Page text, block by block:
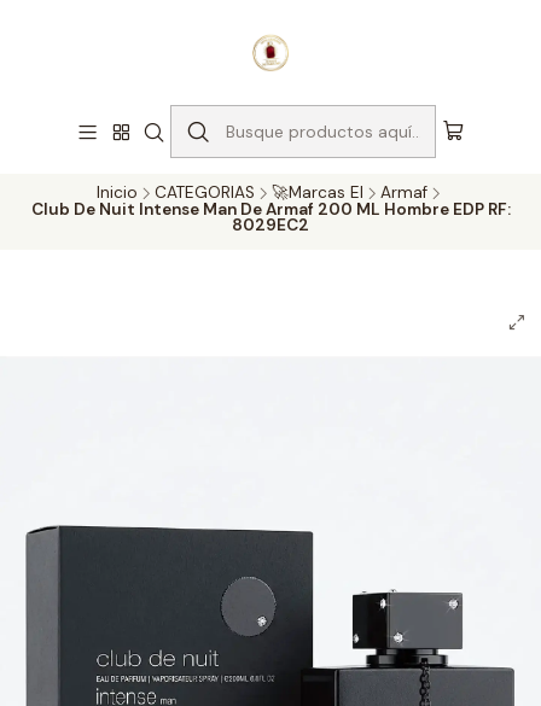
Los precios de los perfumes originales están sujetos a
cambios diarios por parte de nuestros proveedores.
aquí para actualizar el precio o envíenos un mensaje de
Explorar
Inicio CATEGORIAS 🚀Marcas EI
Armaf
Club De Nuit Intense Man De Armaf 200 ML Hombre EDP RF:
8029EC2